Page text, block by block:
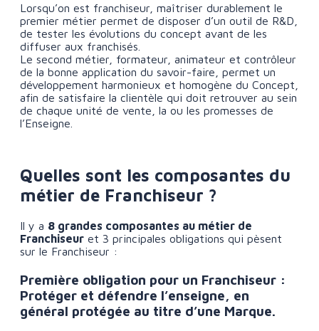
Lorsqu’on est franchiseur, maîtriser durablement le
premier métier permet de disposer d’un outil de R&D,
de tester les évolutions du concept avant de les
diffuser aux franchisés.
Le second métier, formateur, animateur et contrôleur
de la bonne application du savoir-faire, permet un
développement harmonieux et homogène du Concept,
afin de satisfaire la clientèle qui doit retrouver au sein
de chaque unité de vente, la ou les promesses de
l’Enseigne.
Quelles sont les composantes du
métier de Franchiseur ?
Il y a 8 grandes composantes au métier de
Franchiseur et 3 principales obligations qui pèsent
sur le Franchiseur :
Première obligation pour un Franchiseur :
Protéger et défendre l’enseigne, en
général protégée au titre d’une Marque.